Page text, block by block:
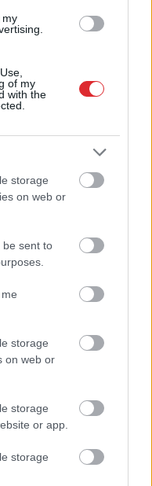
my
of my
with the
storage
on web or
be sent to
storage
on web or
storage
or app.
storage
duelis:
Ziņot